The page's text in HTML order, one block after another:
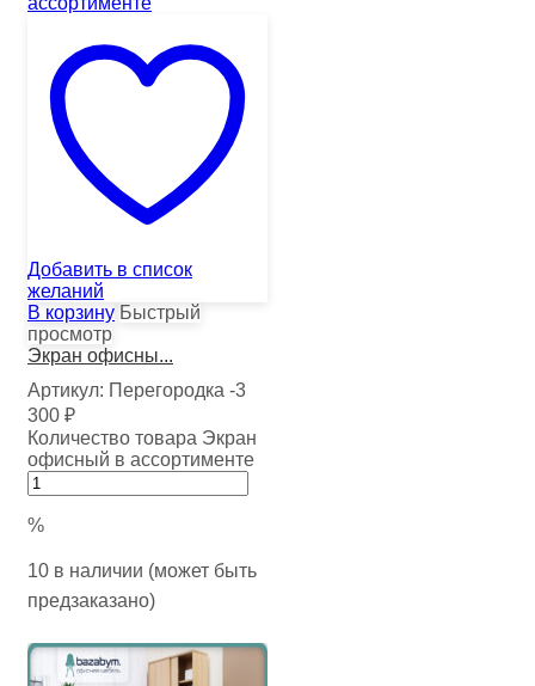
Добавить в список
желаний
В корзину Быстрый
просмотр
Экран офисны...
Артикул: Перегородка -3
300 ₽
Количество товара Экран
офисный в ассортименте
%
10 в наличии (может быть
предзаказано)